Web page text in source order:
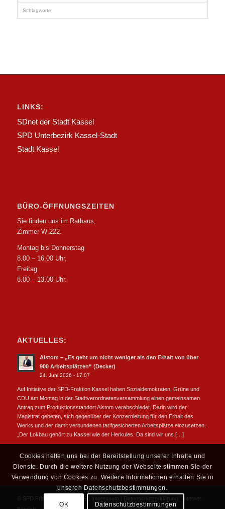
Schlagworte
LINKS:
SDnet der Stadt Kassel
SPD Unterbezirk Kassel-Stadt
Stadt Kassel
BÜRO-ÖFFNUNGSZEITEN
Sie finden uns im Rathaus,
Zimmer W 222.
Montag bis Donnerstag
8.00 – 16.00 Uhr,
Freitag
8.00 – 13.00 Uhr.
AKTUELLES:
Alstom – „Es geht um nicht weniger als den Erhalt von über
900 Arbeitsplätzen“ (Decker)
24. Juni 2026 - 17:07
Auf Initiative der SPD-Fraktion Kassel haben Sozialdemokraten, Grüne und
CDU am Montag in der Stadtverordnetenversammlung einen gemeinsamen
Antrag zum Produktionsstandort Alstom verabschiedet. Darin wird der
Magistrat gebeten, sich gegenüber der Konzernleitung für den Erhalt des
Werks und der damit verbundenen tarifgesicherten Arbeitsplätze einzusetzen.
„Der Lokbau gehört zu Kassel wie der Herkules. Da sind wir uns […]
© SPD Fraktion Kassel 2019 | Impressum | Datenschutzerklärung | Interner
Cookies helfen uns bei der Bereitstellung unserer Inhalte und
Dienste. Durch die weitere Nutzung der Webseite stimmen Sie der
Verwendung von Cookies zu. Weitere Informationen erhalten Sie in
unseren Datenschutzbestimmungen.
OK Datenschutzbestimmungen